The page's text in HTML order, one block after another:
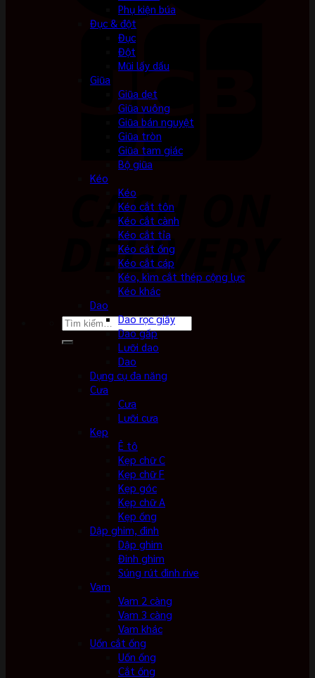
Tìm
Phụ kiện búa
Đục & đột
Đục
Đột
Mũi lấy dấu
Giũa
Giũa dẹt
Giũa vuông
Giũa bán nguyệt
Giũa tròn
Giũa tam giác
Bộ giũa
Kéo
Kéo
Kéo cắt tôn
Kéo cắt cành
Kéo cắt tỉa
Kéo cắt ống
Kéo cắt cáp
Kéo, kìm cắt thép cộng lực
Kéo khác
Dao
Dao rọc giấy
Dao gấp
Lưỡi dao
Dao
Dụng cụ đa năng
Cưa
Cưa
Lưỡi cưa
Kẹp
Ê tô
Kẹp chữ C
Kẹp chữ F
Kẹp góc
Kẹp chữ A
Kẹp ống
Dập ghim, đinh
Dập ghim
Đinh ghim
Súng rút đinh rive
Vam
Vam 2 càng
Vam 3 càng
Vam khác
Uốn cắt ống
Uốn ống
Cắt ống